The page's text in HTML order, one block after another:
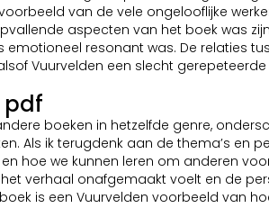
van de vele ongelooflijke
aspecten van het boek was
emotioneel resonant was. De relaties
Vuurvelden een slecht
pdf
boeken in hetzelfde genre,
Als ik terugdenk aan de thema’s
en hoe we kunnen leren om anderen
verhaal onafgemaakt voelt en de
is een Vuurvelden voorbeeld van